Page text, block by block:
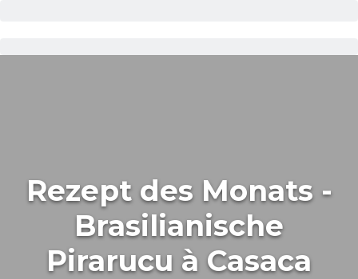
Rezept des Monats -
Brasilianische
Pirarucu à Casaca